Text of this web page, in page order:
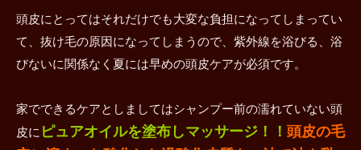
頭皮にとってはそれだけでも大変な負担になってしまってい
て、抜け毛の原因になってしまうので、紫外線を浴びる、浴
びないに関係なく夏には早めの頭皮ケアが必須です。
家でできるケアとしましてはシャンプー前の濡れていない頭
皮に ピュアオイルを塗布しマッサージ！！ 頭皮の毛